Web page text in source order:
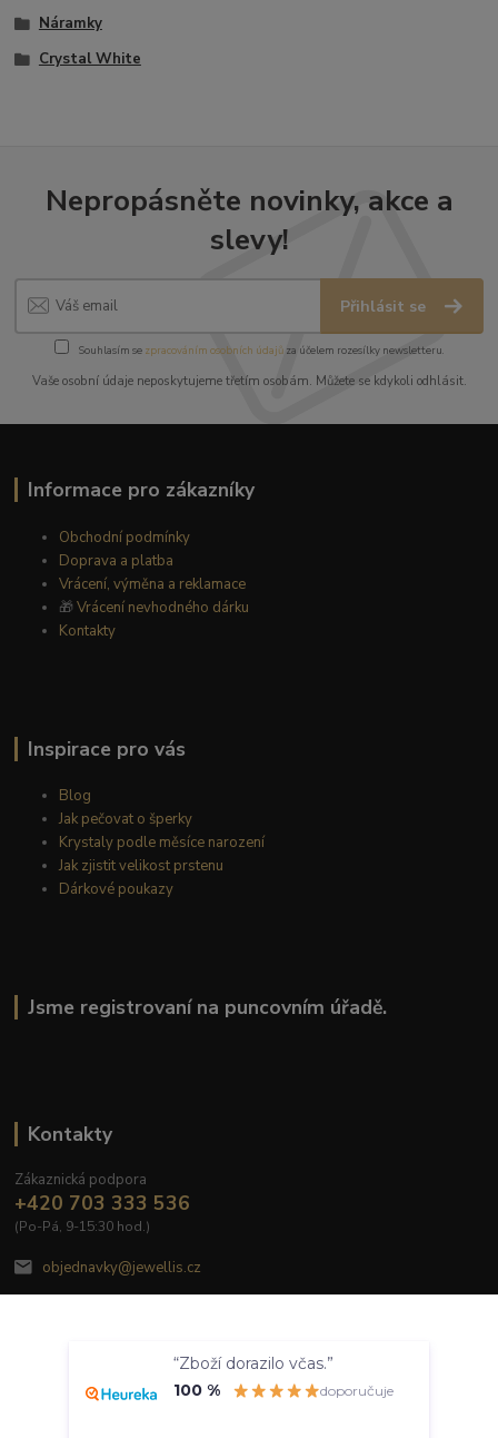
Náramky
Crystal White
Nepropásněte novinky, akce a
slevy!
Přihlásit se
Souhlasím se zpracováním osobních údajůza účelem rozesílky newsletteru.
Vaše osobní údaje neposkytujeme třetím osobám. Můžete se kdykoli odhlásit.
Informace pro zákazníky
Obchodní podmínky
Doprava a platba
Vrácení, výměna a reklamace
🎁Vrácení nevhodného dárku
Kontakty
Inspirace pro vás
Blog
Jak pečovat o šperky
Krystaly podle měsíce narození
Jak zjistit velikost prstenu
Dárkové poukazy
Jsme registrovaní na puncovním úřadě.
Kontakty
Zákaznická podpora
+420 703 333 536
(Po-Pá, 9-15:30 hod.)
objednavky@jewellis.cz
Nastavení Souhlasím
“Zboží dorazilo včas.”
100 %
doporučuje